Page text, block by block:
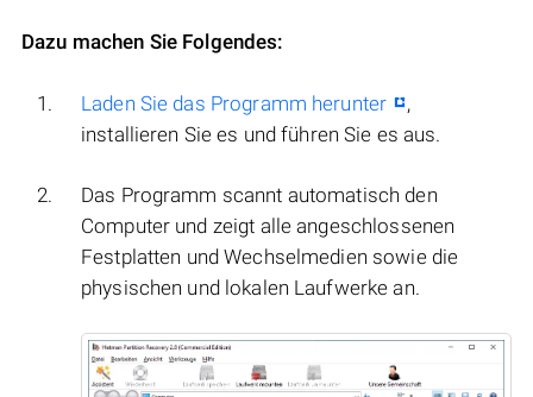
Dazu machen Sie Folgendes:
Laden Sie das Programm herunter
,
installieren Sie es und führen Sie es aus.
Das Programm scannt automatisch den
Computer und zeigt alle angeschlossenen
Festplatten und Wechselmedien sowie die
physischen und lokalen Laufwerke an.